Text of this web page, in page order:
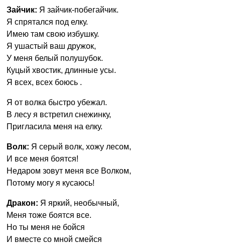
Зайчик: Я зайчик-побегайчик.
Я спрятался под елку.
Имею там свою избушку.
Я ушастый ваш дружок,
У меня белый полушубок.
Куцый хвостик, длинные усы.
Я всех, всех боюсь .
Я от волка быстро убежал.
В лесу я встретил снежинку,
Пригласила меня на елку.
Волк: Я серый волк, хожу лесом,
И все меня боятся!
Недаром зовут меня все Волком,
Потому могу я кусаюсь!
Дракон: Я яркий, необычный,
Меня тоже боятся все.
Но ты меня не бойся
И вместе со мной смейся